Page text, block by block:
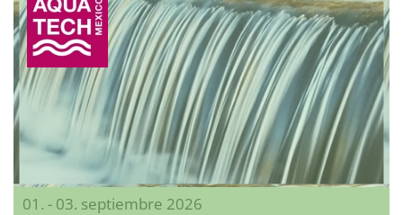
01. - 03. septiembre 2026